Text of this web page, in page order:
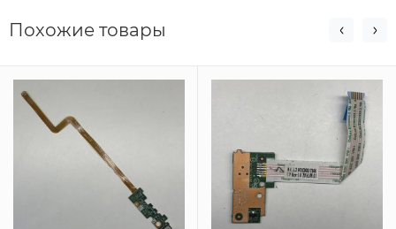
Похожие товары